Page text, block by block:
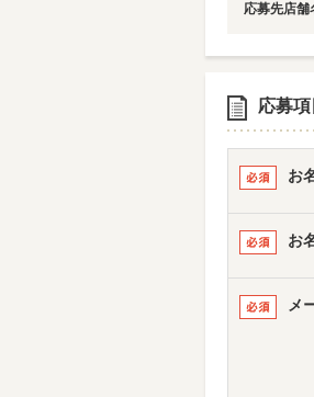
応募先店舗
応募
お
お
メ